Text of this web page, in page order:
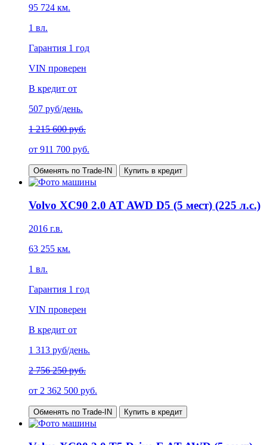
95 724 км.
1 вл.
Гарантия 1 год
VIN проверен
В кредит от
507 руб/день.
1 215 600 руб.
от 911 700 руб.
Обменять по Trade-IN Купить в кредит
Volvo XC90 2.0 AT AWD D5 (5 мест) (225 л.с.)
2016 г.в.
63 255 км.
1 вл.
Гарантия 1 год
VIN проверен
В кредит от
1 313 руб/день.
2 756 250 руб.
от 2 362 500 руб.
Обменять по Trade-IN Купить в кредит